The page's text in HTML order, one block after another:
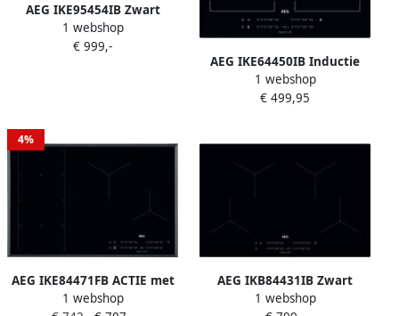
AEG IKE95454IB Zwart
Ingebouwd 90 cm
Inductiekookplaat zones 5
1 webshop
€ 999,-
AEG IKE64450IB Inductie
kookplaat
1 webshop
€ 499,95
4%
AEG IKE84471FB ACTIE met
GRATIS pannenset
1 webshop
AEG IKB84431IB Zwart
Ingebouwd
1 webshop